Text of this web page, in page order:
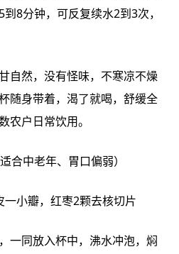
8分钟，可反复续水2到3次，
自然，没有怪味，不寒凉不燥
随身带着，渴了就喝，舒缓全
农户日常饮用。
合中老年、胃口偏弱）
小瓣，红枣2颗去核切片
一同放入杯中，沸水冲泡，焖